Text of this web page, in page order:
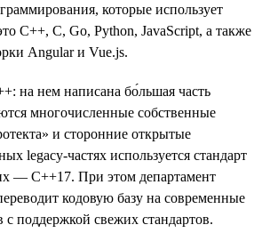
которые использует
C++, C, Go, Python, JavaScript, а также
Angular и Vue.js.
на нем написана бо́льшая часть
многочисленные собственные
и сторонние открытые
legacy-частях используется стандарт
— С++17. При этом департамент
кодовую базу на современные
с поддержкой свежих стандартов.